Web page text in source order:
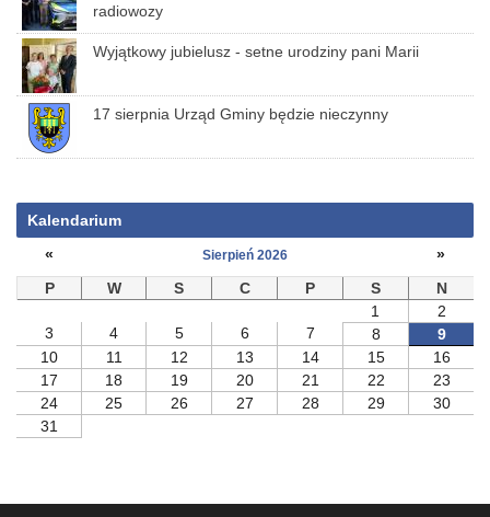
radiowozy
Wyjątkowy jubielusz - setne urodziny pani Marii
17 sierpnia Urząd Gminy będzie nieczynny
Kalendarium
«
Sierpień 2026
»
P
W S C P S
N
1
2
3
4 5 6 7 8
9
10
11 12 13 14 15
16
17
18 19 20 21 22
23
24
25 26 27 28 29
30
31